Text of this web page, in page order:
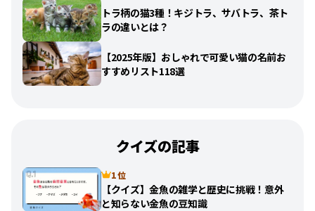
トラ柄の猫3種！キジトラ、サバトラ、茶ト
ラの違いとは？
【2025年版】おしゃれで可愛い猫の名前お
すすめリスト118選
クイズの記事
1 位
【クイズ】金魚の雑学と歴史に挑戦！意外
と知らない金魚の豆知識